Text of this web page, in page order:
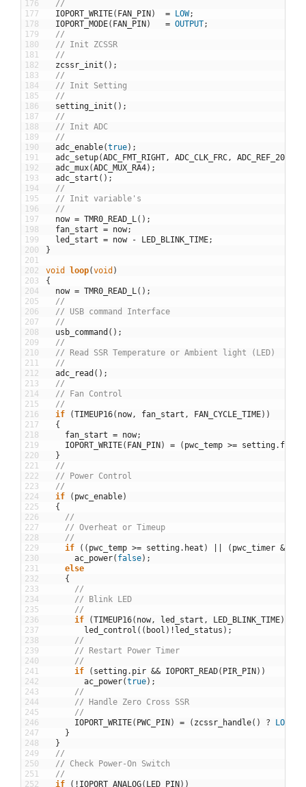
176
177
178
179
180
181
182
183
184
185
186
187
188
189
190
191
192
193
194
195
196
197
198
199
200
201
202
203
204
205
206
207
208
209
210
211
212
213
214
215
216
217
218
219
220
221
222
223
224
225
226
227
228
229
230
231
232
233
234
235
236
237
238
239
240
241
242
243
244
245
246
247
248
249
250
251
252
//
IOPORT_WRITE( FAN_PIN) = LOW;
IOPORT_MODE( FAN_PIN) = OUTPUT;
//
// Init ZCSSR
//
zcssr_init ( ) ;
//
// Init Setting
//
setting_init ( ) ;
//
// Init ADC
//
adc_enable(true) ;
adc_setup(ADC_FMT_RIGHT , ADC_CLK_FRC , ADC_REF_2048
adc_mux(ADC_MUX_RA4) ;
adc_start ( ) ;
//
// Init variable's
//
now = TMR0_READ_L ( ) ;
fan_start = now;
led_start = now - LED_BLINK_TIME;
}
void loop(void )
{
now = TMR0_READ_L ( ) ;
//
// USB command Interface
//
usb_command ( ) ;
//
// Read SSR Temperature or Ambient light (LED)
//
adc_read ( ) ;
//
// Fan Control
//
if
(TIMEUP16( now, fan_start , FAN_CYCLE_TIME) )
{
fan_start = now;
IOPORT_WRITE( FAN_PIN) = ( pwc_temp >= setting. fan
}
//
// Power Control
//
if
( pwc_enable)
{
//
// Overheat or Timeup
//
if
( ( pwc_temp >= setting. heat ) ( pwc_timer &&
ac_power( false) ;
else
{
//
// Blink LED
//
if
(TIMEUP16( now, led_start , LED_BLINK_TIME)
led_control ( ( bool ) ! led_status ) ;
//
// Restart Power Timer
//
if
( setting. pir && IOPORT_READ( PIR_PIN) )
ac_power(true) ;
//
// Handle Zero Cross SSR
//
IOPORT_WRITE( PWC_PIN) = ( zcssr_handle( ) ? LOW
}
}
//
// Check Power-On Switch
//
if
( ! IOPORT_ANALOG( LED_PIN) )